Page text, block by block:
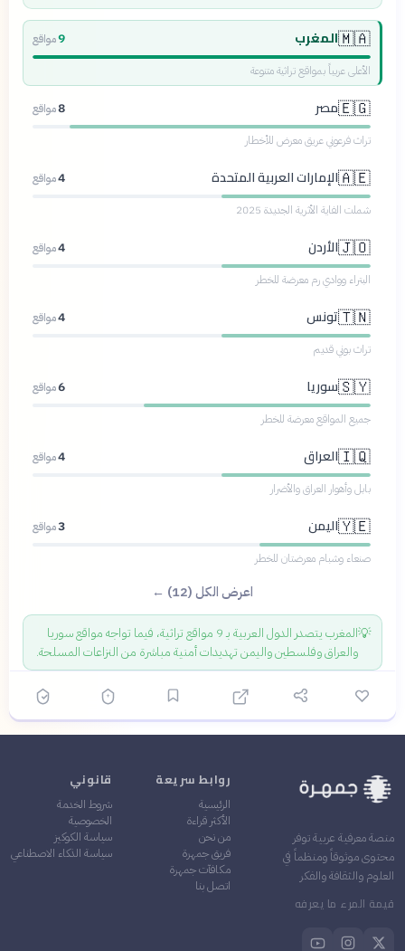
🇲🇦المغرب 9مواقع
الأعلى عربياً بمواقع تراثية متنوعة
🇪🇬مصر 8مواقع
تراث فرعوني عريق معرض للأخطار
🇦🇪الإمارات العربية المتحدة 4مواقع
شملت الفاية الأثرية الجديدة 2025
🇯🇴الأردن 4مواقع
البتراء ووادي رم معرضة للخطر
🇹🇳تونس 4مواقع
تراث بوني قديم
🇸🇾سوريا 6مواقع
جميع المواقع معرضة للخطر
🇮🇶العراق 4مواقع
بابل وأهوار العراق والأضرار
🇾🇪اليمن 3مواقع
صنعاء وشبام معرضتان للخطر
اعرض الكل (12) ←
💡
المغرب يتصدر الدول العربية بـ 9 مواقع تراثية، فيما تواجه مواقع سوريا
والعراق وفلسطين واليمن تهديدات أمنية مباشرة من النزاعات المسلحة.
منصة معرفية عربية توفر
محتوى موثوقاً ومنظماً في
العلوم والثقافة والفكر
قيمة المرء ما يعرفه
روابط سريعة
الرئيسية
الأكثر قراءة
من نحن
فريق جمهرة
مكافآت جمهرة
اتصل بنا
قانوني
شروط الخدمة
الخصوصية
سياسة الكوكيز
سياسة الذكاء الاصطناعي